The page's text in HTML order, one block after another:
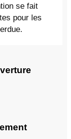
se fait
pour les